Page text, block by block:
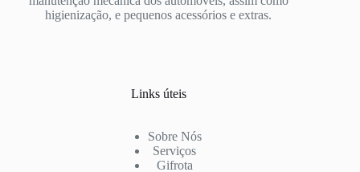
higienização, e pequenos acessórios e extras.
Links úteis
Sobre Nós
Serviços
Gifrota